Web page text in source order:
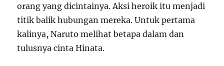
orang yang dicintainya. Aksi heroik itu menjadi
titik balik hubungan mereka. Untuk pertama
kalinya, Naruto melihat betapa dalam dan
tulusnya cinta Hinata.